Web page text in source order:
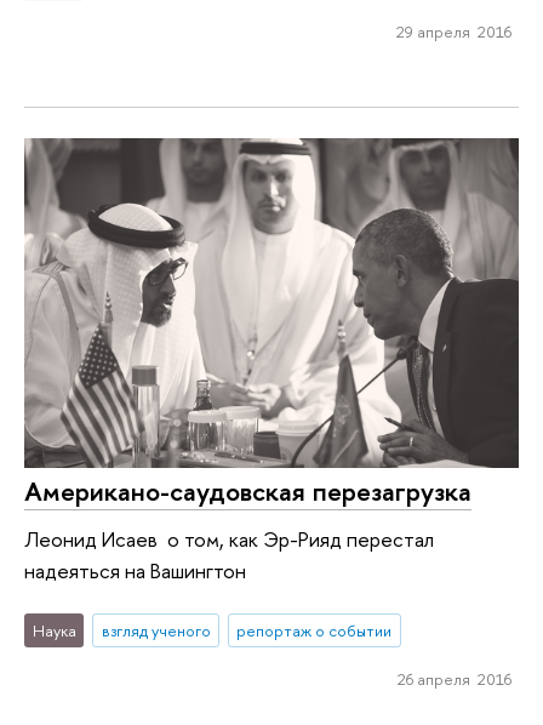
29 апреля 2016
Американо-саудовская перезагрузка
Леонид Исаев о том, как Эр-Рияд перестал
надеяться на Вашингтон
Наука взгляд ученого репортаж о событии
26 апреля 2016